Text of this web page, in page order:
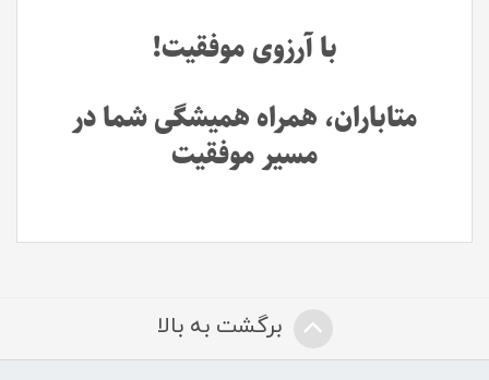
با آرزوی موفقیت!
متاباران، همراه همیشگی شما در
مسیر موفقیت
برگشت به بالا